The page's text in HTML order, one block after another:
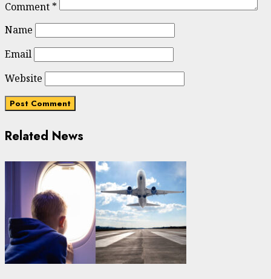
Comment *
Name
Email
Website
Related News